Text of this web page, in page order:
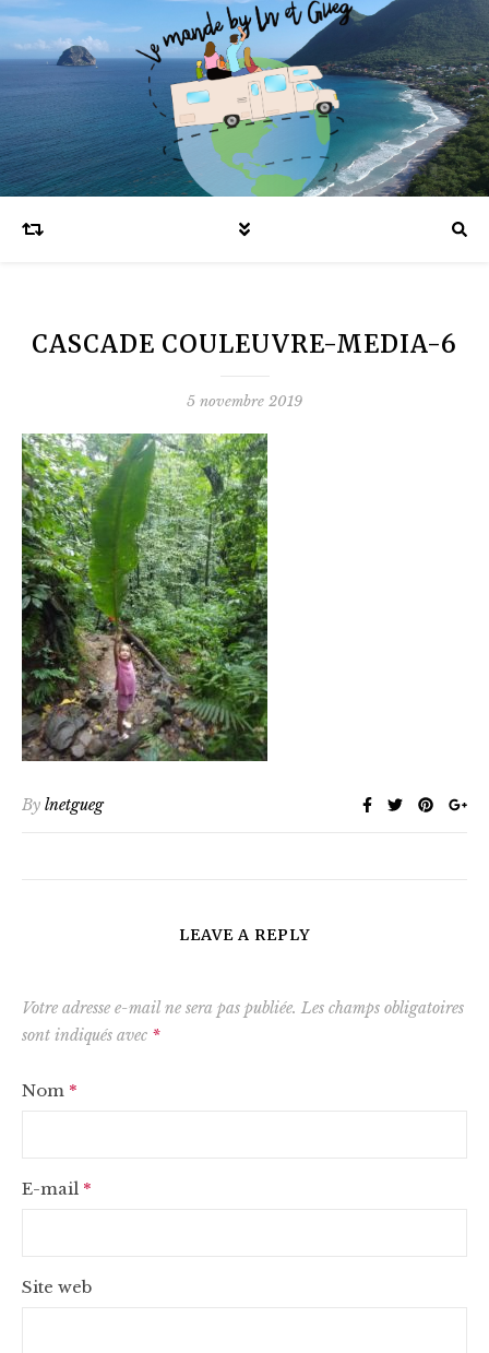
Blog voyages en famille et expatriation
CASCADE COULEUVRE-MEDIA-6
5 novembre 2019
By lnetgueg
LEAVE A REPLY
Votre adresse e-mail ne sera pas publiée. Les champs obligatoires
sont indiqués avec *
Nom *
E-mail *
Site web